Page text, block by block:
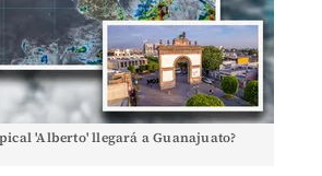
'Alberto' llegará a Guanajuato?